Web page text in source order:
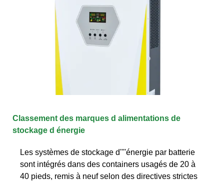
Classement des marques d alimentations de
stockage d énergie
Les systèmes de stockage d''''énergie par batterie
sont intégrés dans des containers usagés de 20 à
40 pieds, remis à neuf selon des directives strictes